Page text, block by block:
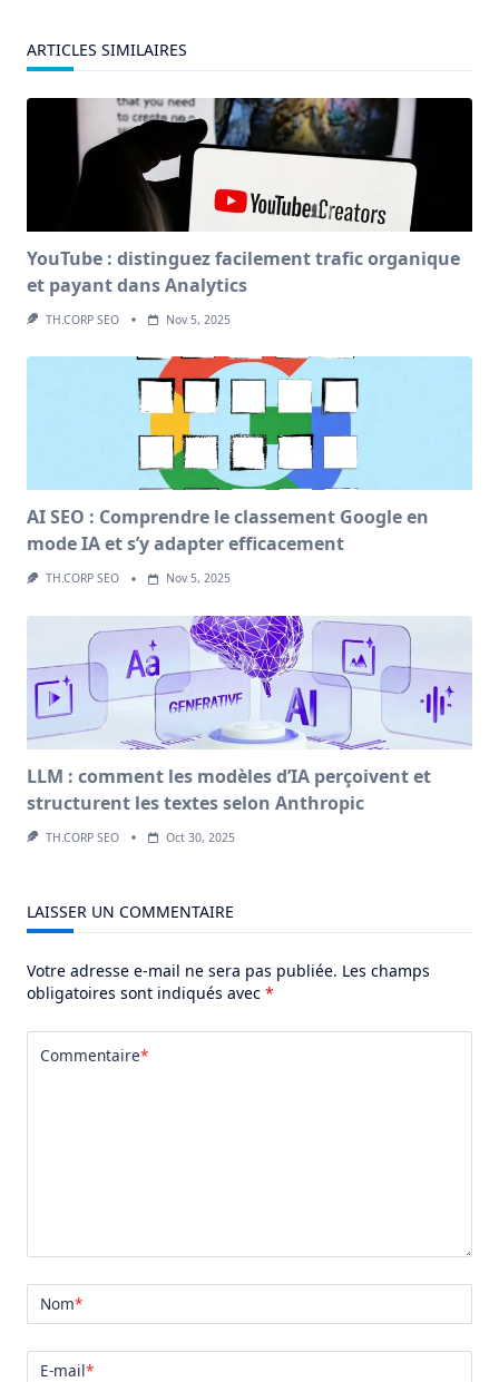
ARTICLES SIMILAIRES
YouTube : distinguez facilement trafic organique
et payant dans Analytics
TH.CORP SEO Nov 5, 2025
AI SEO : Comprendre le classement Google en
mode IA et s’y adapter efficacement
TH.CORP SEO Nov 5, 2025
LLM : comment les modèles d’IA perçoivent et
structurent les textes selon Anthropic
TH.CORP SEO Oct 30, 2025
LAISSER UN COMMENTAIRE
Votre adresse e-mail ne sera pas publiée. Les champs
obligatoires sont indiqués avec *
Commentaire*
Nom*
E-mail*